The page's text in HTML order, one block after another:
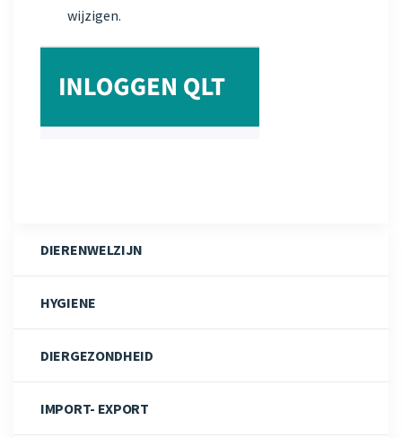
wijzigen.
DIERENWELZIJN
HYGIENE
DIERGEZONDHEID
IMPORT- EXPORT